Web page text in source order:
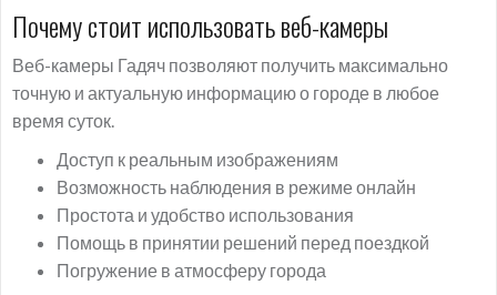
Почему стоит использовать веб-камеры
Веб-камеры Гадяч позволяют получить максимально
точную и актуальную информацию о городе в любое
время суток.
Доступ к реальным изображениям
Возможность наблюдения в режиме онлайн
Простота и удобство использования
Помощь в принятии решений перед поездкой
Погружение в атмосферу города